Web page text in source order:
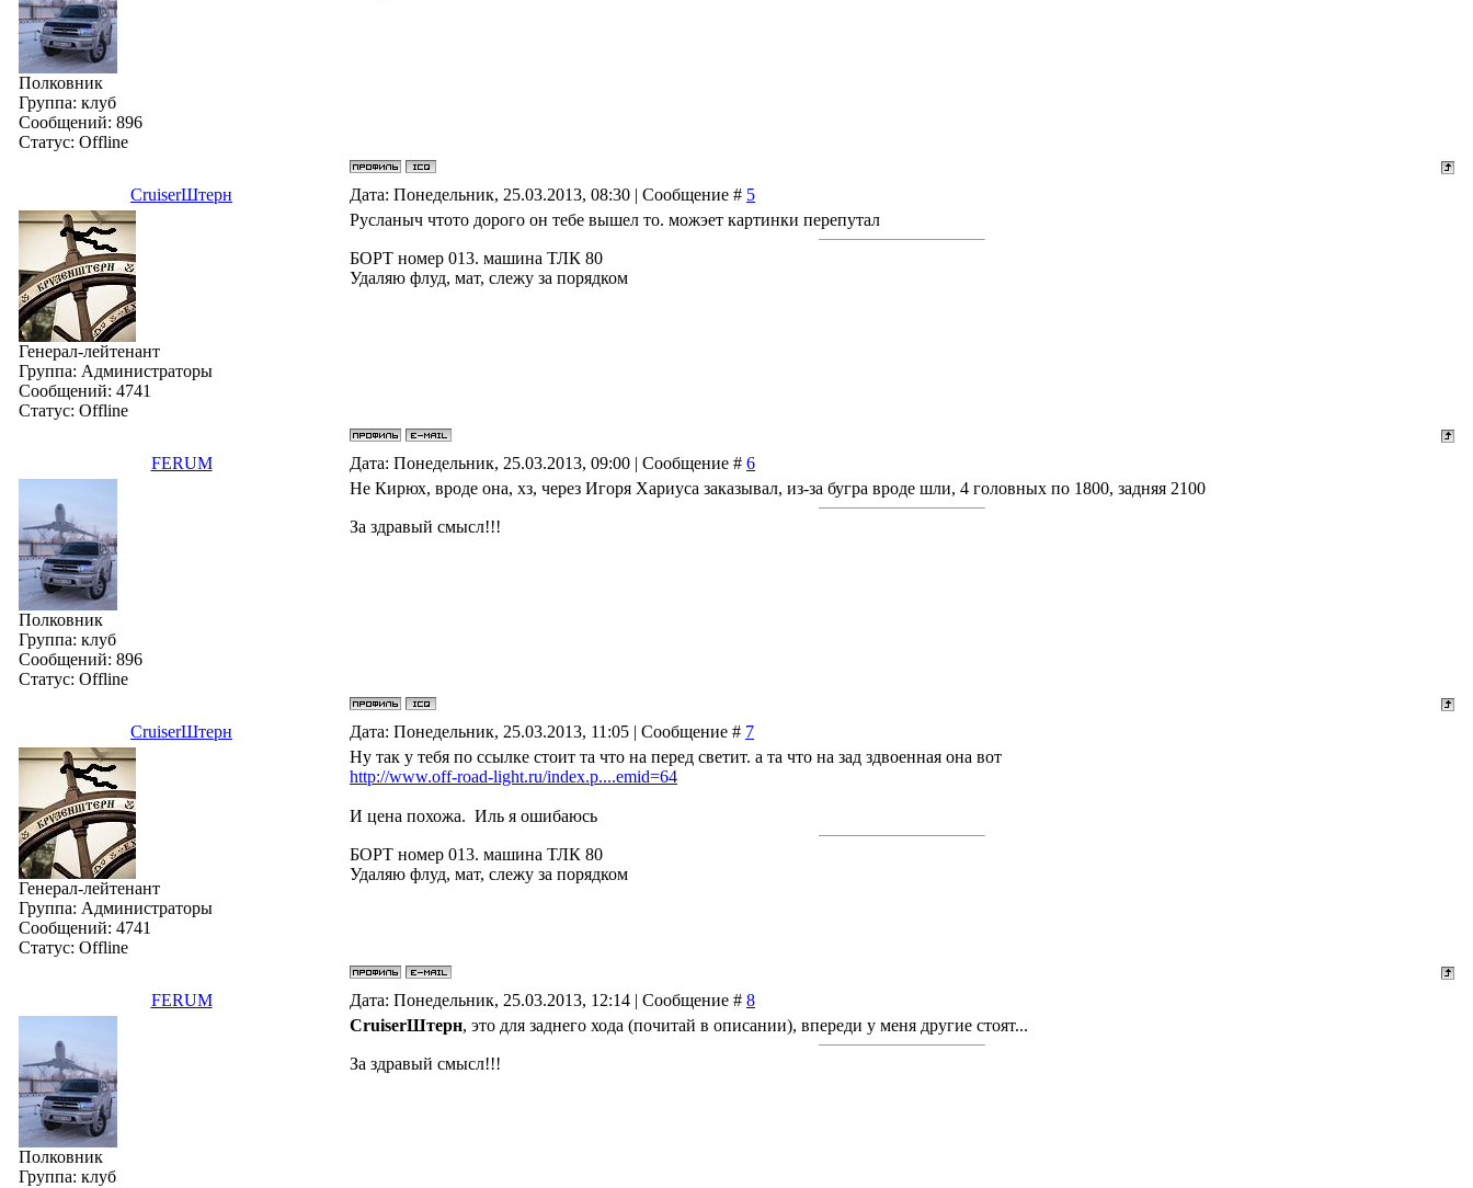
Полковник
Группа: клуб
Сообщений: 896
Статус: Offline
СruiserШтерн Дата: Понедельник, 25.03.2013, 08:30 | Сообщение # 5
Генерал-лейтенант
Группа: Администраторы
Сообщений: 4741
Статус: Offline
Русланыч чтото дорого он тебе вышел то. можэет картинки перепутал
БОРТ номер 013. машина ТЛК 80
Удаляю флуд, мат, слежу за порядком
FERUM Дата: Понедельник, 25.03.2013, 09:00 | Сообщение # 6
Полковник
Группа: клуб
Сообщений: 896
Статус: Offline
Не Кирюх, вроде она, хз, через Игоря Хариуса заказывал, из-за бугра вроде шли, 4 головных по 1800, задняя 2100
За здравый смысл!!!
СruiserШтерн Дата: Понедельник, 25.03.2013, 11:05 | Сообщение # 7
Генерал-лейтенант
Группа: Администраторы
Сообщений: 4741
Статус: Offline
Ну так у тебя по ссылке стоит та что на перед светит. а та что на зад здвоенная она вот
http://www.off-road-light.ru/index.p....emid=64
И цена похожа. Иль я ошибаюсь
БОРТ номер 013. машина ТЛК 80
Удаляю флуд, мат, слежу за порядком
FERUM Дата: Понедельник, 25.03.2013, 12:14 | Сообщение # 8
Полковник
Группа: клуб
СruiserШтерн, это для заднего хода (почитай в описании), впереди у меня другие стоят...
За здравый смысл!!!